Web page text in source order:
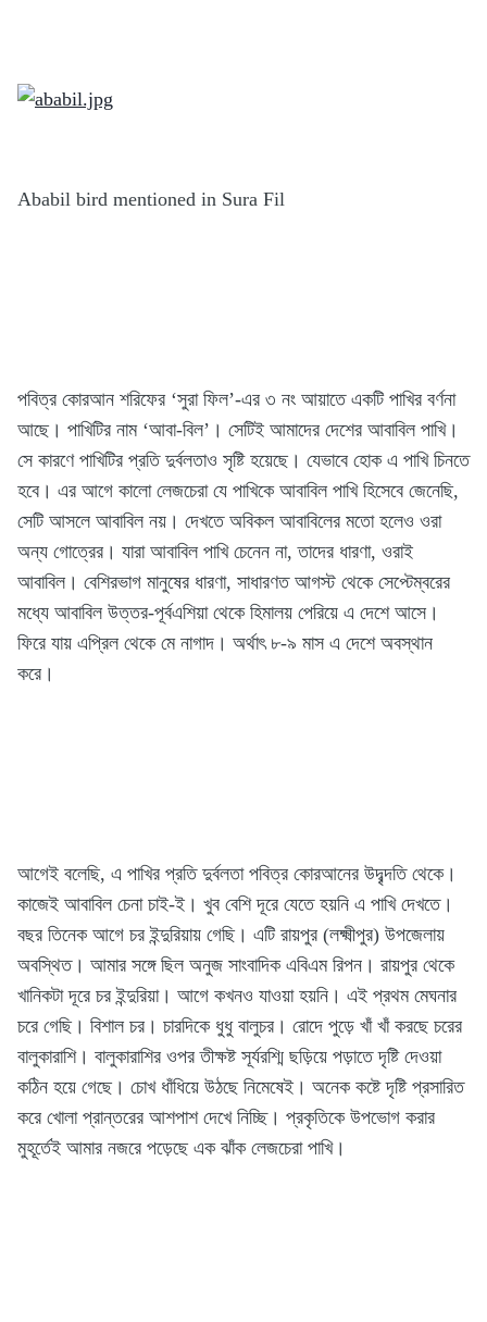
Ababil bird mentioned in Sura Fil
পবিত্র কোরআন শরিফের ‘সুরা ফিল’-এর ৩ নং আয়াতে একটি পাখির বর্ণনা
আছে। পাখিটির নাম ‘আবা-বিল’। সেটিই আমাদের দেশের আবাবিল পাখি।
সে কারণে পাখিটির প্রতি দুর্বলতাও সৃষ্টি হয়েছে। যেভাবে হোক এ পাখি চিনতে
হবে। এর আগে কালো লেজচেরা যে পাখিকে আবাবিল পাখি হিসেবে জেনেছি,
সেটি আসলে আবাবিল নয়। দেখতে অবিকল আবাবিলের মতো হলেও ওরা
অন্য গোত্রের। যারা আবাবিল পাখি চেনেন না, তাদের ধারণা, ওরাই
আবাবিল। বেশিরভাগ মানুষের ধারণা, সাধারণত আগস্ট থেকে সেপ্টেম্বরের
মধ্যে আবাবিল উত্তর-পূর্বএশিয়া থেকে হিমালয় পেরিয়ে এ দেশে আসে।
ফিরে যায় এপ্রিল থেকে মে নাগাদ। অর্থাৎ ৮-৯ মাস এ দেশে অবস্থান
করে।
আগেই বলেছি, এ পাখির প্রতি দুর্বলতা পবিত্র কোরআনের উদৃব্দতি থেকে।
কাজেই আবাবিল চেনা চাই-ই। খুব বেশি দূরে যেতে হয়নি এ পাখি দেখতে।
বছর তিনেক আগে চর ইন্দুরিয়ায় গেছি। এটি রায়পুর (লক্ষ্মীপুর) উপজেলায়
অবস্থিত। আমার সঙ্গে ছিল অনুজ সাংবাদিক এবিএম রিপন। রায়পুর থেকে
খানিকটা দূরে চর ইন্দুরিয়া। আগে কখনও যাওয়া হয়নি। এই প্রথম মেঘনার
চরে গেছি। বিশাল চর। চারদিকে ধুধু বালুচর। রোদে পুড়ে খাঁ খাঁ করছে চরের
বালুকারাশি। বালুকারাশির ওপর তীক্ষষ্ট সূর্যরশ্মি ছড়িয়ে পড়াতে দৃষ্টি দেওয়া
কঠিন হয়ে গেছে। চোখ ধাঁধিয়ে উঠছে নিমেষেই। অনেক কষ্টে দৃষ্টি প্রসারিত
করে খোলা প্রান্তরের আশপাশ দেখে নিচ্ছি। প্রকৃতিকে উপভোগ করার
মুহূর্তেই আমার নজরে পড়েছে এক ঝাঁক লেজচেরা পাখি।